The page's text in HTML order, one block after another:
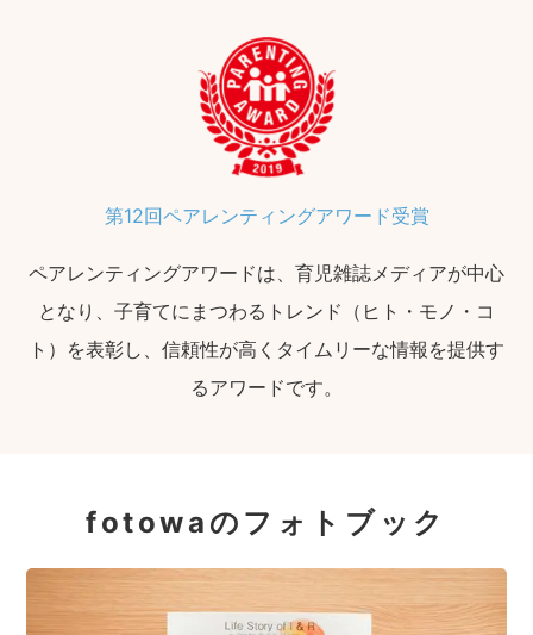
第12回ペアレンティングアワード受賞
ペアレンティングアワードは、育児雑誌メディアが中心
となり、子育てにまつわるトレンド（ヒト・モノ・コ
ト）を表彰し、信頼性が高くタイムリーな情報を提供す
るアワードです。
fotowaのフォトブック